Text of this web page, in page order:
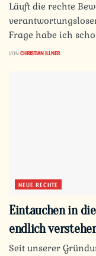
Läuft die rechte
Frage habe ich
VON CHRISTIAN ILLNER
NEUE RECHTE
Eintauchen in
endlich
Seit unserer